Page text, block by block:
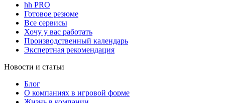
hh PRO
Готовое резюме
Все сервисы
Хочу у вас работать
Производственный календарь
Экспертная рекомендация
Новости и статьи
Блог
О компаниях в игровой форме